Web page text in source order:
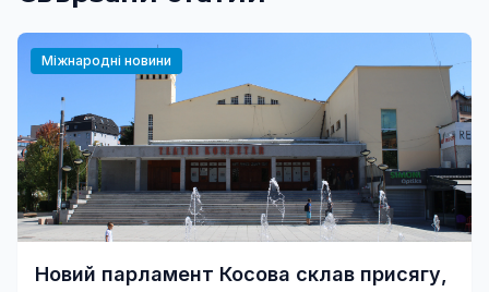
Міжнародні новини
Новий парламент Косова склав присягу,